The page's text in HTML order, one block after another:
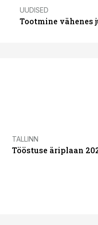
UUDISED
Tootmine vähenes
TALLINN
Tööstuse äriplaan